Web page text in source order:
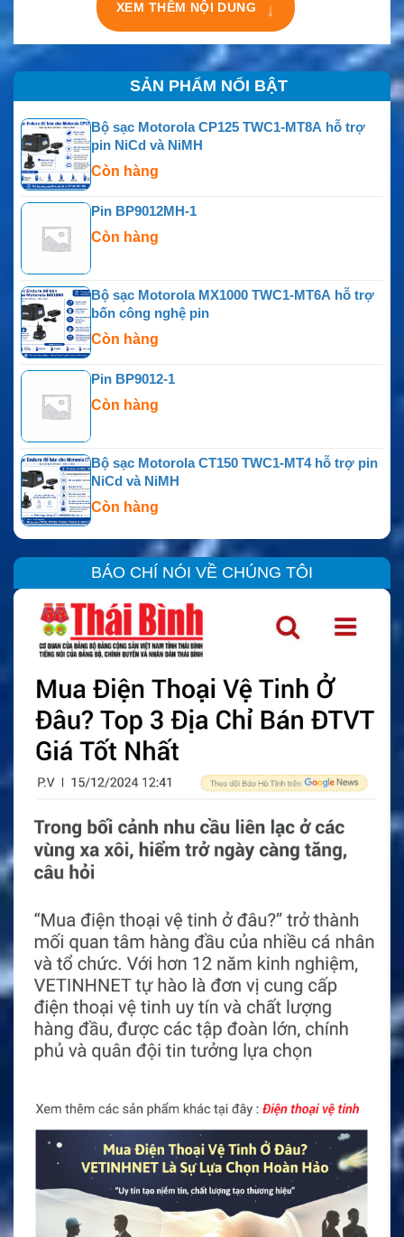
XEM THÊM NỘI DUNG ↓
SẢN PHẨM NỔI BẬT
Bộ sạc Motorola CP125 TWC1-MT8A hỗ trợ
pin NiCd và NiMH
Còn hàng
Pin BP9012MH-1
Còn hàng
Bộ sạc Motorola MX1000 TWC1-MT6A hỗ trợ
bốn công nghệ pin
Còn hàng
Pin BP9012-1
Còn hàng
Bộ sạc Motorola CT150 TWC1-MT4 hỗ trợ pin
NiCd và NiMH
Còn hàng
BÁO CHÍ NÓI VỀ CHÚNG TÔI